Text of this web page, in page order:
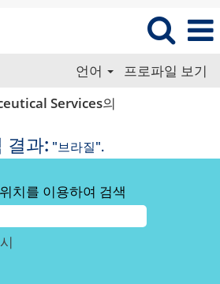
언어
프로파일 보기
Services의
이
결과: "브라질".
치를 이용하여 검색